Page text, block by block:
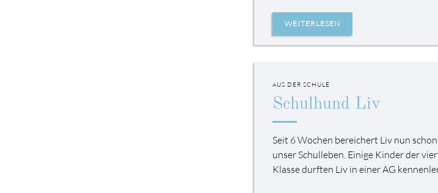
WEITERLESEN
AUS DER SCHULE
Schulhund Liv
Seit 6 Wochen bereichert Liv nun
unser Schulleben. Einige Kinder der
Klasse durften Liv in einer AG